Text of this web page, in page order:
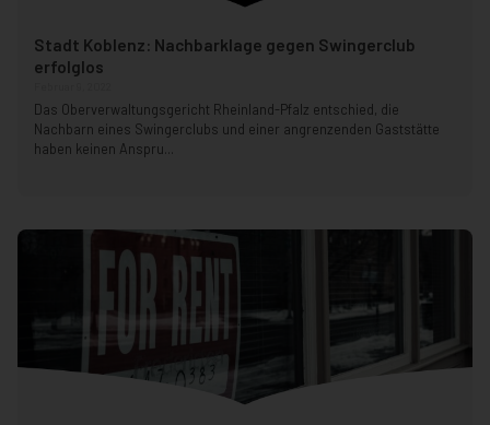
Stadt Koblenz: Nachbarklage gegen Swingerclub
erfolglos
Das Oberverwaltungsgericht Rheinland-Pfalz entschied, die
Nachbarn eines Swingerclubs und einer angrenzenden Gaststätte
haben keinen Anspru...